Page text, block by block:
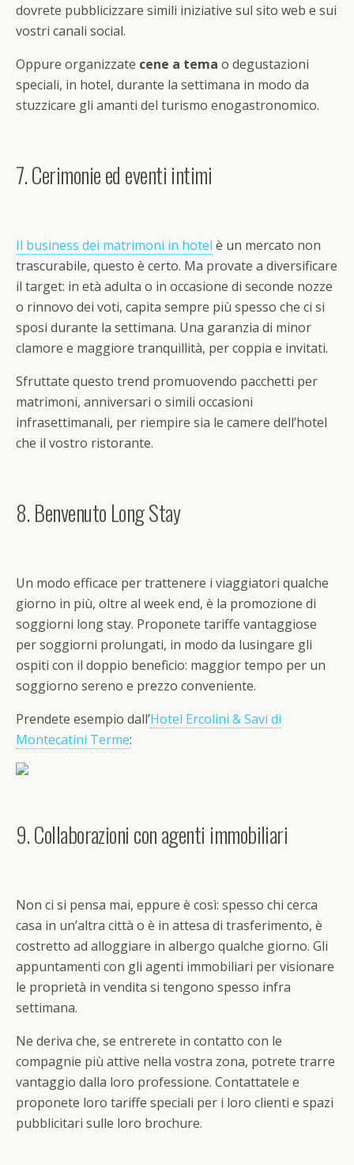
dovrete pubblicizzare simili iniziative sul sito web e sui
vostri canali social.
Oppure organizzate cene a tema o degustazioni
speciali, in hotel, durante la settimana in modo da
stuzzicare gli amanti del turismo enogastronomico.
7. Cerimonie ed eventi intimi
Il business dei matrimoni in hotel è un mercato non
trascurabile, questo è certo. Ma provate a diversificare
il target: in età adulta o in occasione di seconde nozze
o rinnovo dei voti, capita sempre più spesso che ci si
sposi durante la settimana. Una garanzia di minor
clamore e maggiore tranquillità, per coppia e invitati.
Sfruttate questo trend promuovendo pacchetti per
matrimoni, anniversari o simili occasioni
infrasettimanali, per riempire sia le camere dell’hotel
che il vostro ristorante.
8. Benvenuto Long Stay
Un modo efficace per trattenere i viaggiatori qualche
giorno in più, oltre al week end, è la promozione di
soggiorni long stay. Proponete tariffe vantaggiose
per soggiorni prolungati, in modo da lusingare gli
ospiti con il doppio beneficio: maggior tempo per un
soggiorno sereno e prezzo conveniente.
Prendete esempio dall’Hotel Ercolini & Savi di
Montecatini Terme:
9. Collaborazioni con agenti immobiliari
Non ci si pensa mai, eppure è così: spesso chi cerca
casa in un’altra città o è in attesa di trasferimento, è
costretto ad alloggiare in albergo qualche giorno. Gli
appuntamenti con gli agenti immobiliari per visionare
le proprietà in vendita si tengono spesso infra
settimana.
Ne deriva che, se entrerete in contatto con le
compagnie più attive nella vostra zona, potrete trarre
vantaggio dalla loro professione. Contattatele e
proponete loro tariffe speciali per i loro clienti e spazi
pubblicitari sulle loro brochure.